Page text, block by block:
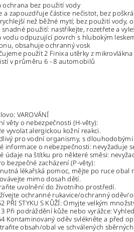
ochrana bez použití vody
a zapouzdřuje částice nečistot, bez
než běžné mytí; bez použití vody,
snadné použití: nastříkejte, rozetřete a
vodu odpuzující povrch s hlubokým
obsahuje ochranný vosk
použít 2 Finixa utěrky z mikrovlákna
v průměru 6 - 8 automobilů
VAROVÁNÍ
věty o nebezpečnosti (H-věty):
vyvolat alergickou kožní reakci.
pro vodní organismy, s dlouhodobými
informace o nebezpečnosti: nevyžaduje
údaje na štítku pro některé směsi:
bezpečné zacházení (P-věty):
nutná lékařská pomoc, mějte po ruce obal
mimo dosah dětí.
uvolnění do životního prostředí.
ochranné rukavice/ochranný oděv/
PŘI STYKU S KŮŽÍ: Omyjte velkým
Při podráždění kůže nebo vyrážce:
Kontaminovaný oděv svlékněte a před
obsah/obal ve schválených